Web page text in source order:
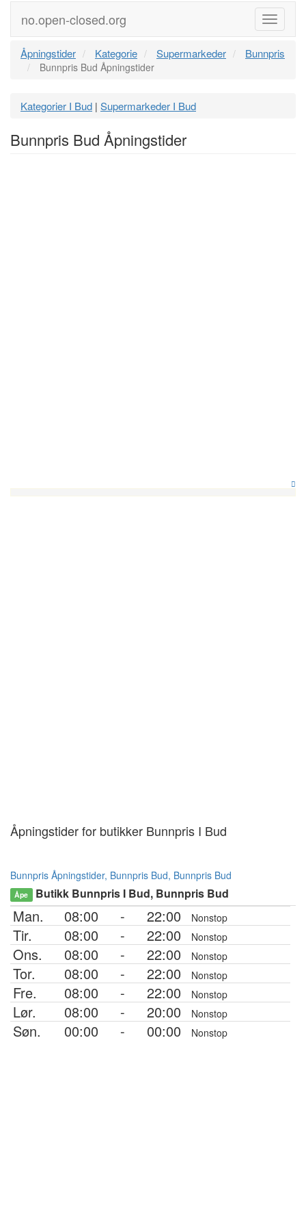
Meny
no.open-closed.org
Åpningstider Kategorie Supermarkeder Bunnpris
Bunnpris Bud Åpningstider
Kategorier I Bud | Supermarkeder I Bud
Bunnpris Bud Åpningstider
Åpningstider for butikker Bunnpris I Bud
Bunnpris Åpningstider, Bunnpris Bud, Bunnpris Bud
Åpe Butikk Bunnpris I Bud, Bunnpris Bud
Man. 08:00 - 22:00 Nonstop
Tir. 08:00 - 22:00 Nonstop
Ons. 08:00 - 22:00 Nonstop
Tor. 08:00 - 22:00 Nonstop
Fre. 08:00 - 22:00 Nonstop
Lør. 08:00 - 20:00 Nonstop
Søn. 00:00 - 00:00 Nonstop